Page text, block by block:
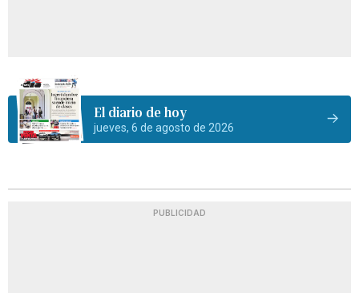
El diario de hoy
jueves, 6 de agosto de 2026
PUBLICIDAD